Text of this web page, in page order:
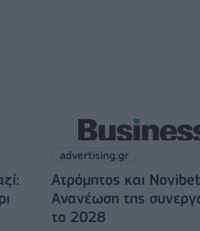
advertising.gr
Ατρόμητος και
Ανανέωση της
το 2028